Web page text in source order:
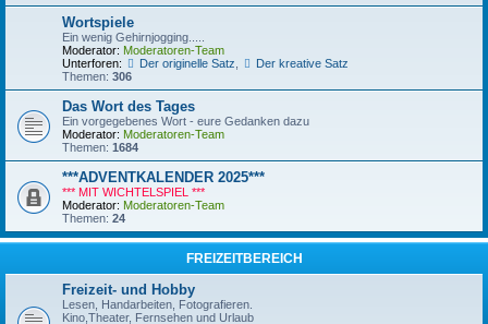
Wortspiele
Ein wenig Gehirnjogging.....
Moderator: Moderatoren-Team
Unterforen:
Der originelle Satz
Der kreative Satz
Themen: 306
Das Wort des Tages
Ein vorgegebenes Wort - eure Gedanken dazu
Moderator: Moderatoren-Team
Themen: 1684
***ADVENTKALENDER 2025***
*** MIT WICHTELSPIEL ***
Moderator: Moderatoren-Team
Themen: 24
FREIZEITBEREICH
Freizeit- und Hobby
Lesen, Handarbeiten, Fotografieren.
Kino,Theater, Fernsehen und Urlaub